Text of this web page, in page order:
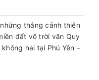
thắng cảnh thiên
đất võ trời văn Quy
hai tại Phú Yên –